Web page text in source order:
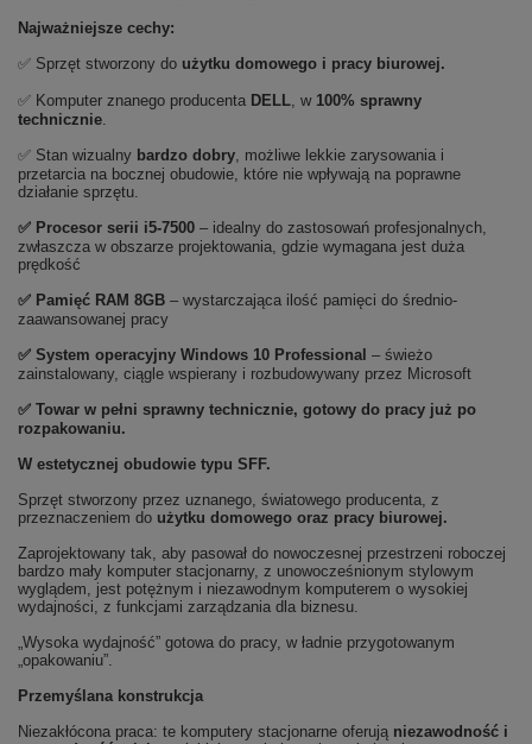
Najważniejsze cechy:
✅ Sprzęt stworzony do użytku domowego i pracy biurowej.
✅ Komputer znanego producenta DELL, w 100% sprawny
technicznie.
✅ Stan wizualny bardzo dobry, możliwe lekkie zarysowania i
przetarcia na bocznej obudowie, które nie wpływają na poprawne
działanie sprzętu.
✅ Procesor serii i5-7500 – idealny do zastosowań profesjonalnych,
zwłaszcza w obszarze projektowania, gdzie wymagana jest duża
prędkość
✅ Pamięć RAM 8GB – wystarczająca ilość pamięci do średnio-
zaawansowanej pracy
✅ System operacyjny Windows 10 Professional – świeżo
zainstalowany, ciągle wspierany i rozbudowywany przez Microsoft
✅ Towar w pełni sprawny technicznie, gotowy do pracy już po
rozpakowaniu.
W estetycznej obudowie typu SFF.
Sprzęt stworzony przez uznanego, światowego producenta, z
przeznaczeniem do użytku domowego oraz pracy biurowej.
Zaprojektowany tak, aby pasował do nowoczesnej przestrzeni roboczej
bardzo mały komputer stacjonarny, z unowocześnionym stylowym
wyglądem, jest potężnym i niezawodnym komputerem o wysokiej
wydajności, z funkcjami zarządzania dla biznesu.
„Wysoka wydajność” gotowa do pracy, w ładnie przygotowanym
„opakowaniu”.
Przemyślana konstrukcja
Niezakłócona praca: te komputery stacjonarne oferują niezawodność i